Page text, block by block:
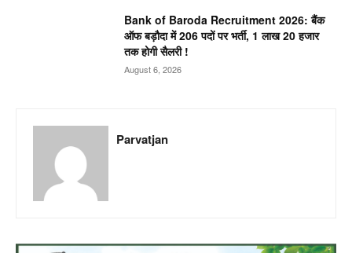
Bank of Baroda Recruitment 2026: बैंक
ऑफ बड़ौदा में 206 पदों पर भर्ती, 1 लाख 20 हजार
तक होगी सैलरी !
August 6, 2026
Parvatjan